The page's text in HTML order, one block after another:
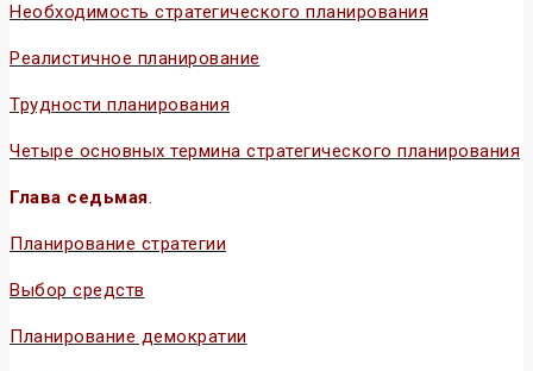
Необходимость стратегического планирования
Реалистичное планирование
Трудности планирования
Четыре основных термина стратегического планирования
Глава седьмая.
Планирование стратегии
Выбор средств
Планирование демократии